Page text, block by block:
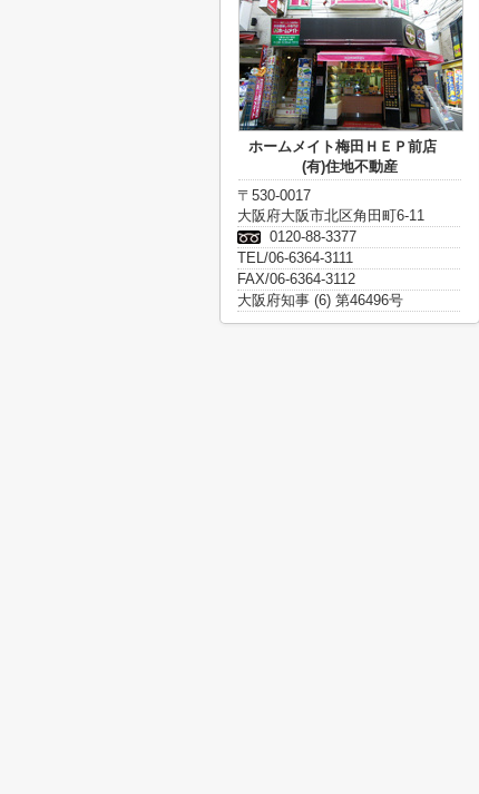
ホームメイト梅田ＨＥＰ前店
(有)住地不動産
〒530-0017
大阪府大阪市北区角田町6-11
0120-88-3377
TEL/06-6364-3111
FAX/06-6364-3112
大阪府知事 (6) 第46496号